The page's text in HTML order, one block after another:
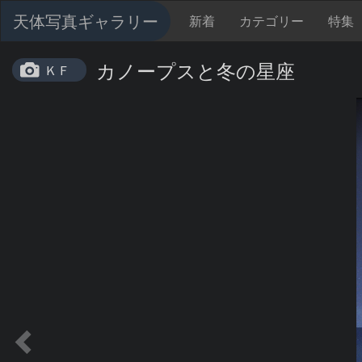
天体写真ギャラリー 新着 カテゴリー 特集
ＫＦ カノープスと冬の星座